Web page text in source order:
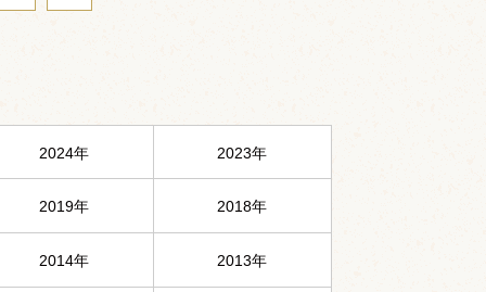
2024年 2023年
2019年 2018年
2014年 2013年